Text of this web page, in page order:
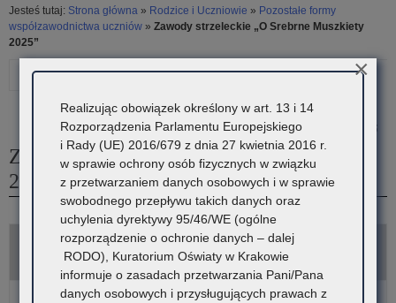
Jesteś tutaj: Strona główna » Rodzice i Uczniowie » Pozostałe formy
współzawodnictwa uczniów » Zawody strzeleckie „O Srebrne Muszkiety
2025”
31 marca 2025
Zawody strzeleckie „O Srebrne Muszkiety
2025”
Komunikaty
Zaproszenie do udziału w zawodach wojewódzkich
DrukujNastępny
artykuł
Zawody
sportowo-
obronne
„Sprawni
jak
żołnierze
Poprzedni
artykuł
XVI
Gala
Małopolskiego
Projektu
Ekologicznego
EKOSZKOŁA
Realizując obowiązek określony w art. 13 i 14
Rozporządzenia Parlamentu Europejskiego
i Rady (UE) 2016/679 z dnia 27 kwietnia 2016 r.
w sprawie ochrony osób fizycznych w związku
z przetwarzaniem danych osobowych i w sprawie
swobodnego przepływu takich danych oraz
uchylenia dyrektywy 95/46/WE (ogólne
rozporządzenie o ochronie danych – dalej
RODO), Kuratorium Oświaty w Krakowie
informuje o zasadach przetwarzania Pani/Pana
danych osobowych i przysługujących prawach z
×